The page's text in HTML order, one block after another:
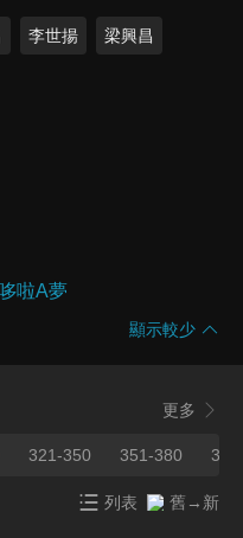
李世揚 梁興昌
哆啦A夢
顯示較少
更多
321-350 351-380
列表 舊→新